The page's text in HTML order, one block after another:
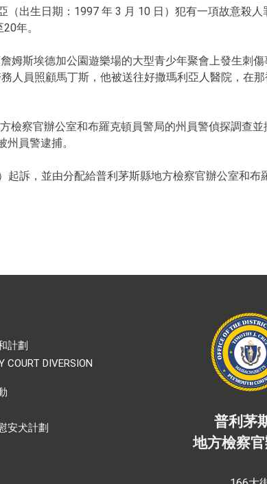
（出生日期：1997 年 3 月 10 日）犯有一項故意殺
年。
姆斯埃德加公園遊樂場的大型青少年聚會上發生刺
人員照顧馬丁斯，他被送往好撒瑪利亞人醫院，在
檢察官辦公室和布羅克頓員警局的州員警偵探調查並
員警逮捕。
起訴，並由分配給普利茅斯縣地方檢察官辦公室和布
計劃
COURT DIVERSION
安犬計劃
普利茅
地方檢察